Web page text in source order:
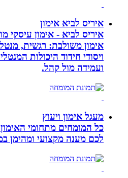
איריס לביא אימון
איריס לביא - אימון עיסקי
אימון משולבת: רגשית, מנטלית
ויסודי חידוד היכולות
ועמידה מול קהל.
מעגל אימון ויעוץ
כל המומחים מתחומי האימון
לכם מענה מקצועי ומהימן